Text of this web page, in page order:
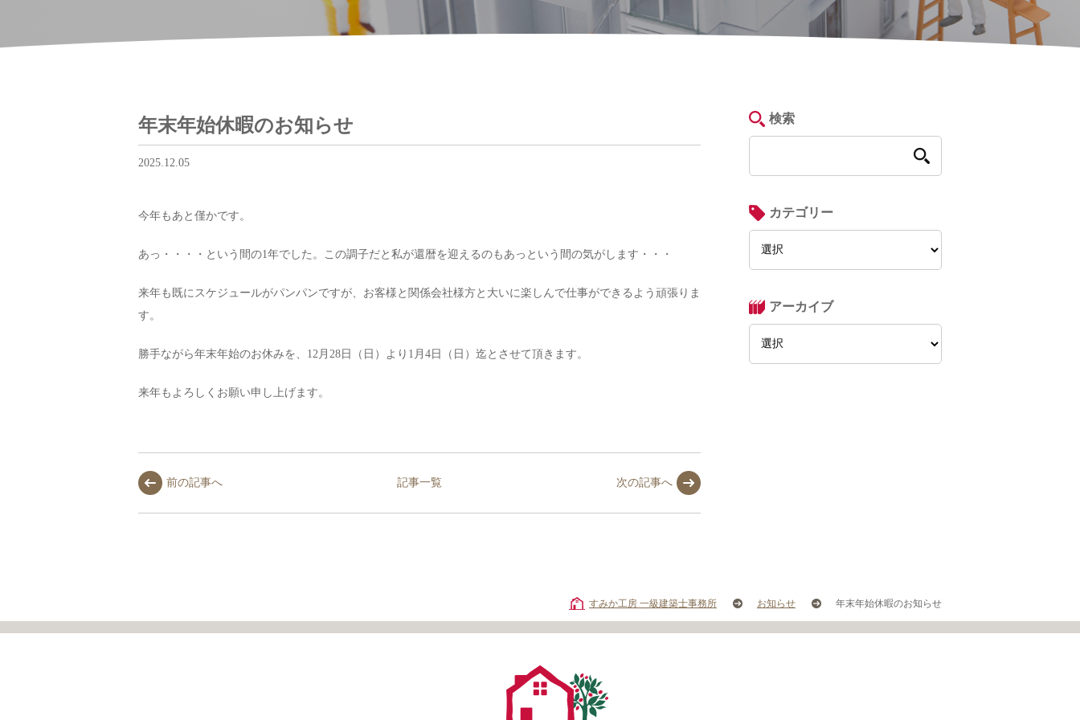
年末年始休暇のお知らせ
2025.12.05
今年もあと僅かです。
あっ・・・・という間の1年でした。この調子だと私が還暦を迎えるのもあっという間の気がします・・・
来年も既にスケジュールがパンパンですが、お客様と関係会社様方と大いに楽しんで仕事ができるよう頑張りま
す。
勝手ながら年末年始のお休みを、12月28日（日）より1月4日（日）迄とさせて頂きます。
来年もよろしくお願い申し上げます。
前の記事へ 次の記事へ
記事一覧
検索
カテゴリー
アーカイブ
すみか工房 一級建築士事務所 お知らせ 年末年始休暇のお知らせ